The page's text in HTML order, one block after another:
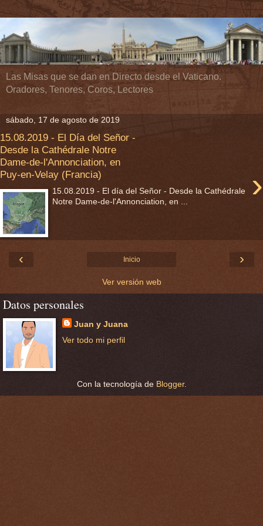
Las Misas que se dan en Directo desde el Vaticano.
Oradores, Tenores, Coros, Lectores
sábado, 17 de agosto de 2019
15.08.2019 - El Día del Señor -
Desde la Cathédrale Notre
Dame-de-l'Annonciation, en
Puy-en-Velay (Francia)
›
15.08.2019 - El día del Señor - Desde la Cathédrale
Notre Dame-de-l'Annonciation, en ...
‹ ›
Inicio
Ver versión web
Datos personales
Juan y Juana
Ver todo mi perfil
Con la tecnología de Blogger.